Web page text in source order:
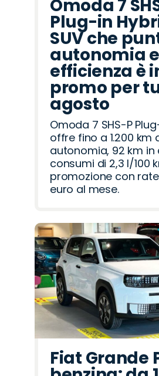
Omoda 7
Plug-in
SUV che
autonomia
efficienza è
promo per
agosto
Omoda 7 SHS-P
offre fino a 1.200 km
autonomia, 92 km in
consumi di 2,3 l/100
promozione con rate
euro al mese.
Fiat Grande